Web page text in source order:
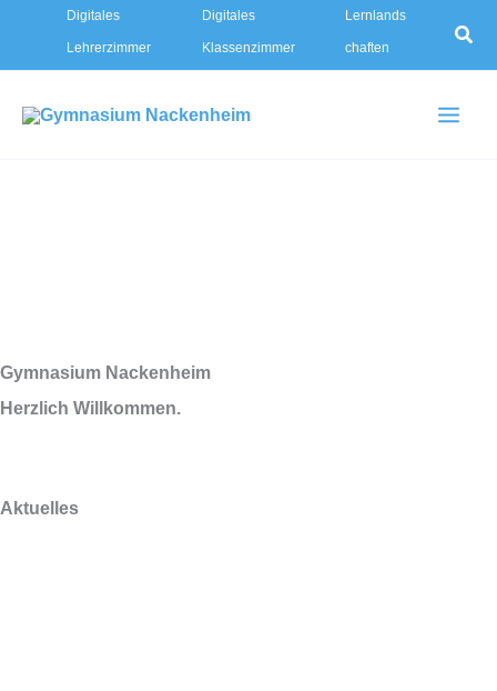
Digitales
Lehrerzimmer
Digitales
Klassenzimmer
Lernlands
chaften
Gymnasium Nackenheim
Herzlich Willkommen.
Aktuelles